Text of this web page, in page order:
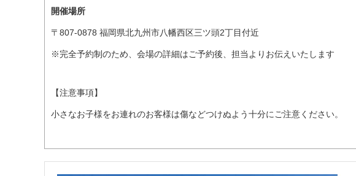
開催場所
〒807-0878 福岡県北九州市八幡西区三ツ頭2丁目付近
※完全予約制のため、会場の詳細はご予約後、担当よりお伝えいたします
【注意事項】
小さなお子様をお連れのお客様は傷などつけぬよう十分にご注意ください。